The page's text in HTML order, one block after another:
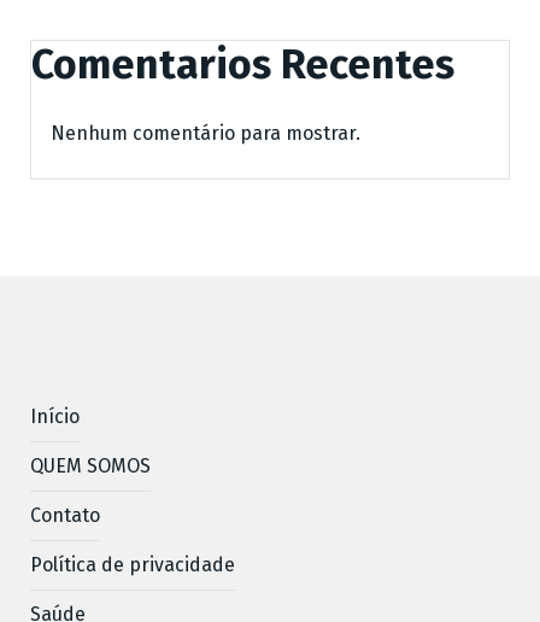
Comentarios Recentes
Nenhum comentário para mostrar.
Início
QUEM SOMOS
Contato
Política de privacidade
Saúde